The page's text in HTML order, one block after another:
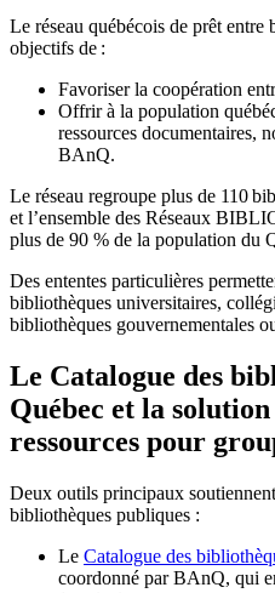
Le réseau québécois de prêt
objectifs de :
Favoriser la coopération
Offrir à la population
ressources documentaires,
BAnQ.
Le réseau regroupe plus de 110
et l’ensemble des Réseaux
plus de 90 % de la population du
Des ententes particulières
bibliothèques universitaires,
bibliothèques gouvernementales
Le Catalogue des
Québec et la
ressources pour
Deux outils principaux
bibliothèques publiques :
Le Catalogue des
coordonné par BAnQ, qui